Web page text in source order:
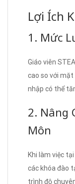
Lợi Ích
1. Mức
Giáo viên
cao so với mặt
nhập có thể
2. Nâng
Môn
Khi làm việc
các khóa đào
trình độ